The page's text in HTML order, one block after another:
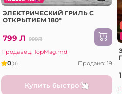
ЭЛЕКТРИЧЕСКИЙ ГРИЛЬ С
ОТКРЫТИЕМ 180°
799 Л 999Л
Продавец: TopMag.md
0(0) Продано: 19
Купить быстро